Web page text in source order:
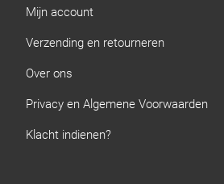
Mijn account
Verzending en retourneren
Over ons
Privacy en Algemene Voorwaarden
Klacht indienen?